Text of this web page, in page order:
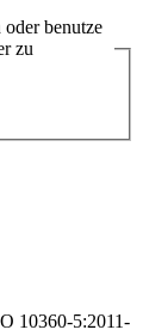
benutze
zu
10360-5:2011-